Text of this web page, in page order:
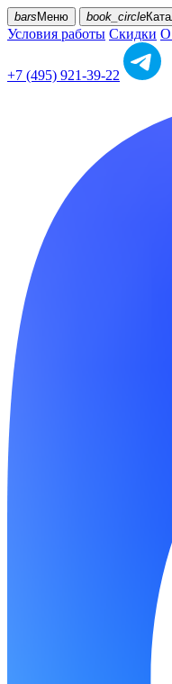
bars Меню book_circle
Условия работы Скидки О
+7 (495) 921-39-22